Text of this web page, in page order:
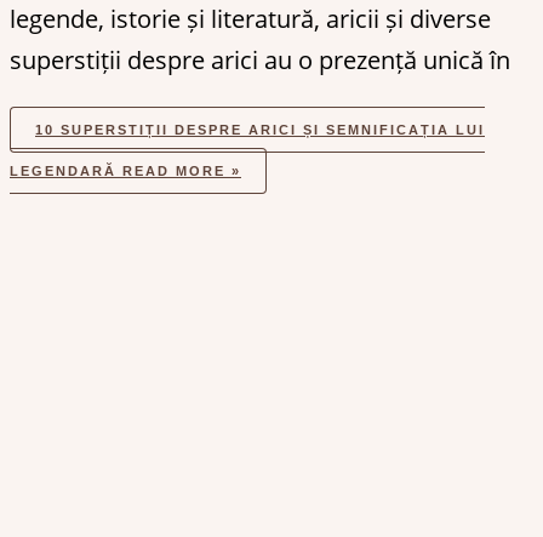
legende, istorie și literatură, aricii și diverse
superstiții despre arici au o prezență unică în
10 SUPERSTIȚII DESPRE ARICI ȘI SEMNIFICAȚIA LUI
LEGENDARĂ READ MORE »